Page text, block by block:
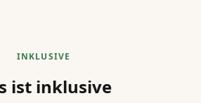
INKLUSIVE
ist inklusive